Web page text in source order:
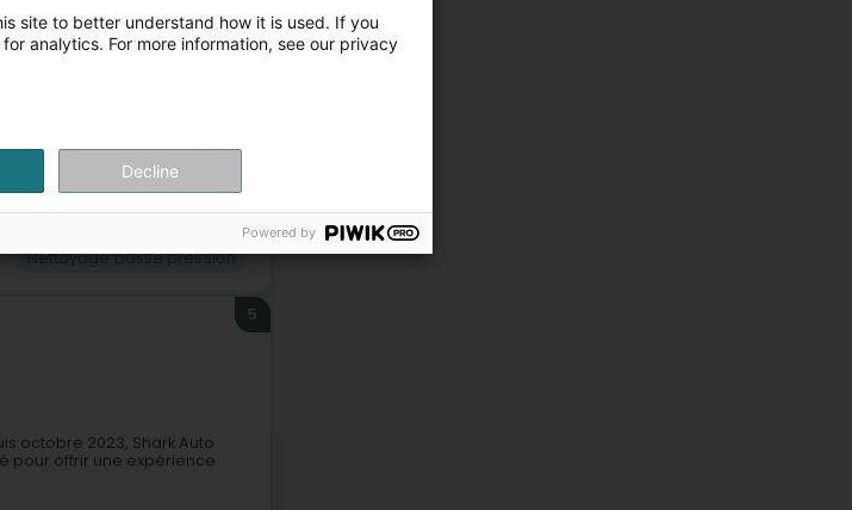
Nettoyage basse pression
5
octobre 2023, Shark Auto
pour offrir une expérience
site to better understand how it is used. If you
analytics. For more information, see our privacy
Decline
Powered by